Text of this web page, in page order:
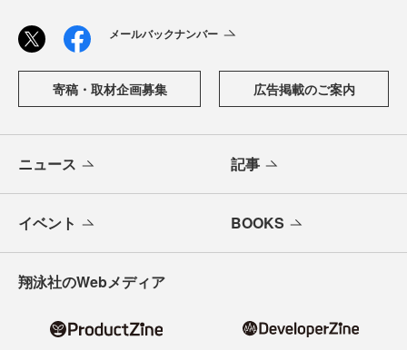
メールバックナンバー
寄稿・取材企画募集 広告掲載のご案内
ニュース 記事
イベント BOOKS
翔泳社のWebメディア